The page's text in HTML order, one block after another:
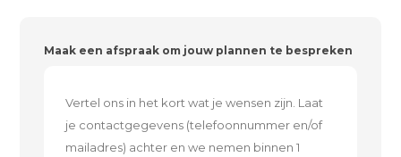
Maak een afspraak om jouw plannen te bespreken